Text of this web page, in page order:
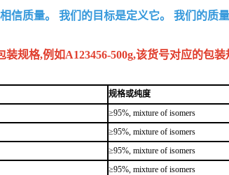
信质量。 我们的目标是定义它。 我们的
规格,例如A123456-500g,该货号对应的包装
规格或纯度
≥95%, mixture of isomers
≥95%, mixture of isomers
≥95%, mixture of isomers
≥95%, mixture of isomers